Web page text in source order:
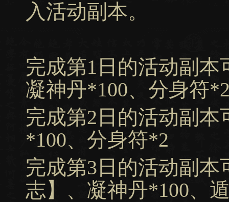
入活动副本。
完成第1日的活动副
凝神丹*100、分身符
完成第2日的活动副
*100、分身符*2
完成第3日的活动副
志】、凝神丹*100、